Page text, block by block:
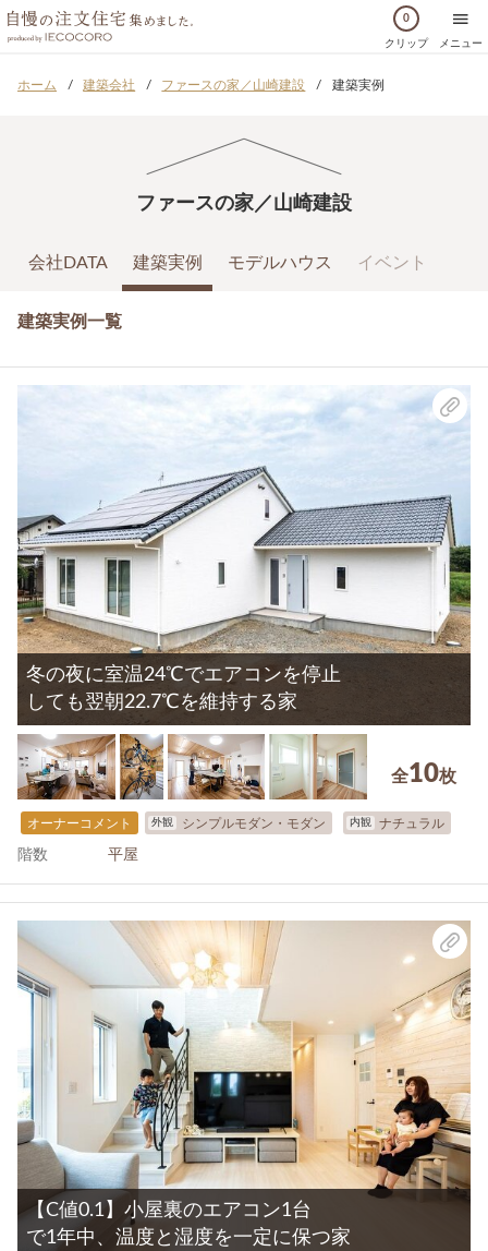
0
クリップ メニュー
ホーム 建築会社 ファースの家／山崎建設 建築実例
ファースの家／山崎建設
会社DATA 建築実例 モデルハウス イベント
建築実例一覧
冬の夜に室温24℃でエアコンを停止
しても翌朝22.7℃を維持する家
全10枚
オーナーコメント 外観 シンプルモダン・モダン 内観 ナチュラル
階数 平屋
【C値0.1】小屋裏のエアコン1台
で1年中、温度と湿度を一定に保つ家